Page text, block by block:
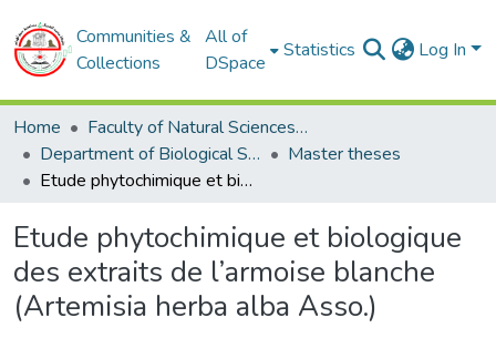
Communities &
Collections
All of
DSpace
Statistics Log In
Home
Faculty of Natural Sciences and Life
Department of Biological Sciences
Master theses
Etude phytochimique et biologique des extraits de l’armoise blanche (Artemisia herba alba Asso.)
Etude phytochimique et biologique
des extraits de l’armoise blanche
(Artemisia herba alba Asso.)